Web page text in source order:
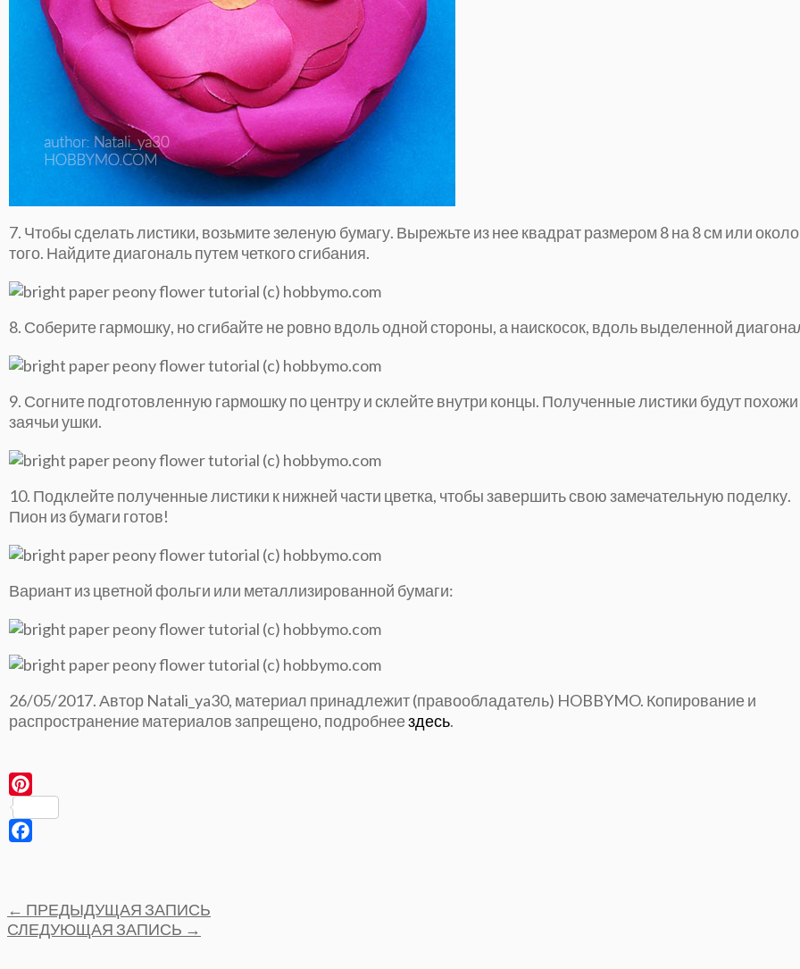
7. Чтобы сделать листики, возьмите зеленую бумагу. Вырежьте из нее квадрат размером 8 на 8 см или около
того. Найдите диагональ путем четкого сгибания.
8. Соберите гармошку, но сгибайте не ровно вдоль одной стороны, а наискосок, вдоль выделенной
9. Согните подготовленную гармошку по центру и склейте внутри концы. Полученные листики будут
заячьи ушки.
10. Подклейте полученные листики к нижней части цветка, чтобы завершить свою замечательную поделку.
Пион из бумаги готов!
Вариант из цветной фольги или металлизированной бумаги:
26/05/2017. Автор Natali_ya30, материал принадлежит (правообладатель) HOBBYMO. Копирование и
распространение материалов запрещено, подробнеездесь.
Post
navigation
← ПРЕДЫДУЩАЯ ЗАПИСЬ
СЛЕДУЮЩАЯ ЗАПИСЬ →